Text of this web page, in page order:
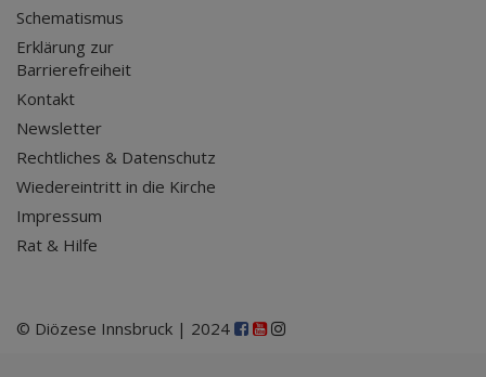
Schematismus
Erklärung zur
Barrierefreiheit
Kontakt
Newsletter
Rechtliches & Datenschutz
Wiedereintritt in die Kirche
Impressum
Rat & Hilfe
© Diözese Innsbruck | 2024